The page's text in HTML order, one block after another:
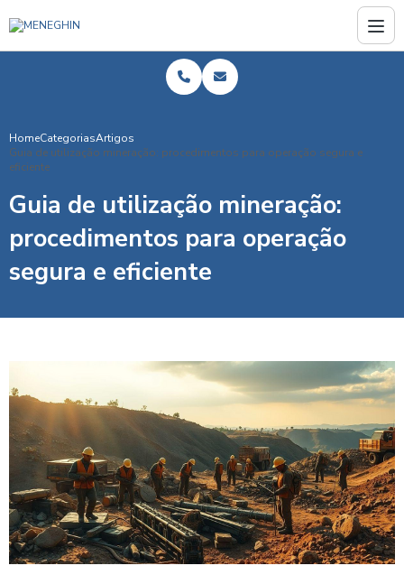
HomeCategoriasArtigos
Guia de utilização mineração: procedimentos para operação segura e
eficiente
Guia de utilização mineração:
procedimentos para operação
segura e eficiente